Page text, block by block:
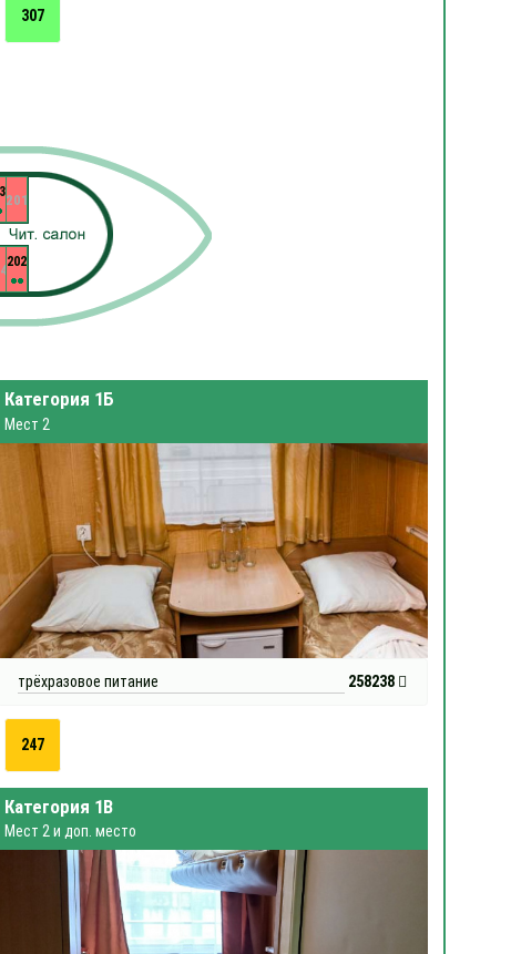
307
201
202
Категория 1Б
Мест 2
трёхразовое питание 258238
247
Категория 1В
Мест 2 и доп. место